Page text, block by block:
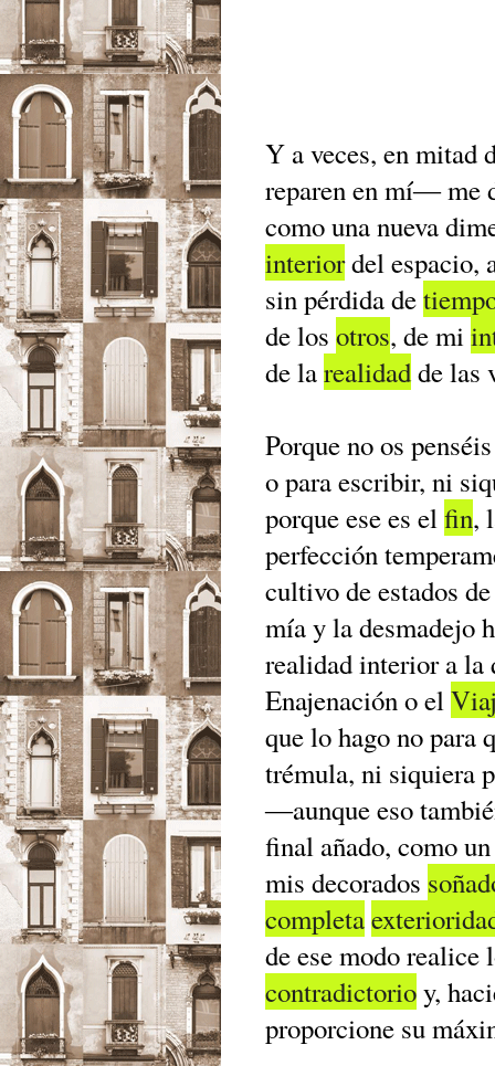
Y a veces, en mitad
reparen en mí― me
como una nueva
interiordel espacio,
sin pérdida de
de los otros, de mi
de larealidadde las
Porque no os
o para escribir, ni
porque ese es elfin,
perfección
cultivo de estados
mía y la desmadejo
realidad interior a la
Enajenación o el
que lo hago no para
trémula, ni siquiera
―aunque eso
final añado, como
mis decorados
completa
de ese modo
contradictorioy,
proporcione su